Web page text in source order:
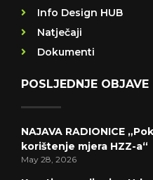
Info Design HUB
Natječaji
Dokumenti
POSLJEDNJE OBJAVE
NAJAVA RADIONICE
korištenje mjera HZZ-a“
May 28, 2026